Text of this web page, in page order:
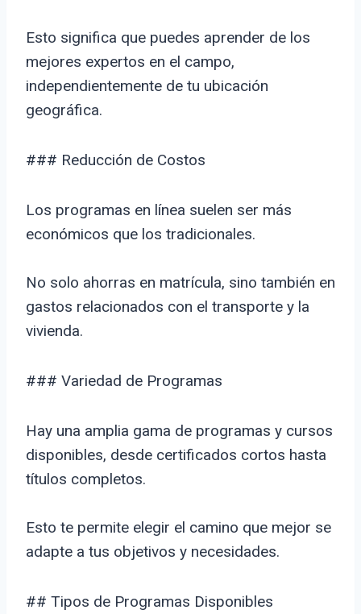
Esto significa que puedes aprender de los
mejores expertos en el campo,
independientemente de tu ubicación
geográfica.
### Reducción de Costos
Los programas en línea suelen ser más
económicos que los tradicionales.
No solo ahorras en matrícula, sino también en
gastos relacionados con el transporte y la
vivienda.
### Variedad de Programas
Hay una amplia gama de programas y cursos
disponibles, desde certificados cortos hasta
títulos completos.
Esto te permite elegir el camino que mejor se
adapte a tus objetivos y necesidades.
## Tipos de Programas Disponibles